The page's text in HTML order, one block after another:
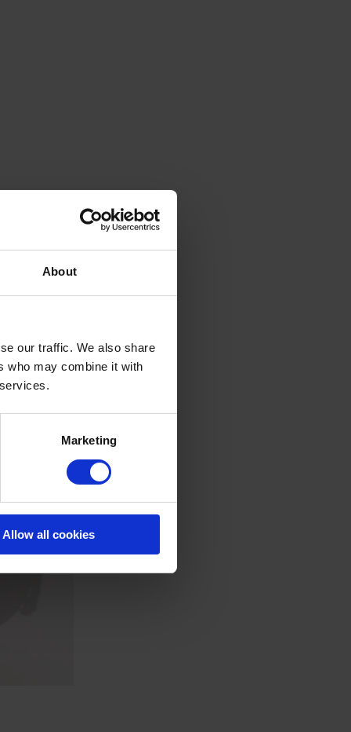
About
our traffic. We also share
who may combine it with
Marketing
Allow all cookies